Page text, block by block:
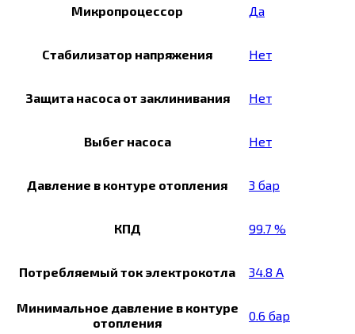
Микропроцессор Да
Стабилизатор напряжения Нет
Защита насоса от заклинивания Нет
Выбег насоса Нет
Давление в контуре отопления 3 бар
КПД 99.7 %
Потребляемый ток электрокотла 34.8 А
Минимальное давление в контуре
отопления
0.6 бар